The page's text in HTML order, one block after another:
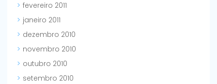
fevereiro 2011
janeiro 2011
dezembro 2010
novembro 2010
outubro 2010
setembro 2010